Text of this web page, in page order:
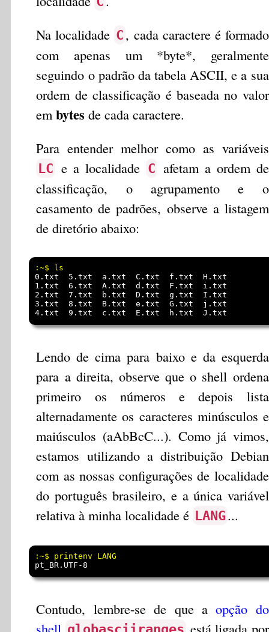
Na localidade C, cada caractere é formado
com apenas um *byte*, geralmente
seguindo o padrão da tabela ASCII, e a sua
ordem de classificação é baseada no valor
embytes de cada caractere.
Para entender melhor como as variáveis
LC e a localidade C afetam a ordem de
classificação, o agrupamento e o
casamento de padrões, observe a listagem
de diretório abaixo:
0.txt  5.txt  a.txt  C.txt  f.txt  H.txt
1.txt  6.txt  A.txt  d.txt  F.txt  i.txt
2.txt  7.txt  b.txt  D.txt  g.txt  I.txt
3.txt  8.txt  B.txt  e.txt  G.txt  j.txt
Lendo de cima para baixo e da esquerda
para a direita, observe que o shell ordena
primeiro os números e depois lista
alternadamente os caracteres minúsculos e
maiúsculos (aAbBcC...). Como já vimos,
estamos utilizando a distribuição Debian
com as nossas configurações de localidade
do português brasileiro, e a única variável
relativa à minha localidade é LANG...
pt_BR.UTF-8
Contudo, lembre-se de que aopção do